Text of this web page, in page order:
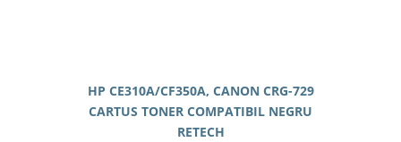
HP CE310A/CF350A, CANON CRG-729
CARTUS TONER COMPATIBIL NEGRU
RETECH